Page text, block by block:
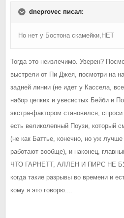
dneprovec писал:
Но нет у Бостона скамейки,НЕТ
Тогда это неизлечимо. Уверен?
выстрели от Пи Джея, посмотри на
задней линии (не идет у Кассела,
набор цепких и увесистых Бейби и
экстра-фактором становился,
есть великолепный Поузи, который
(не как Баттье, конечно, но уж лучше
работают вообще), и наконец,
ЧТО ГАРНЕТТ, АЛЛЕН И ПИРС НЕ
когда такие разрывы во времени и
кому я это говорю....